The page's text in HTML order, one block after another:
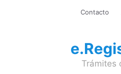
Contacto
Trámites